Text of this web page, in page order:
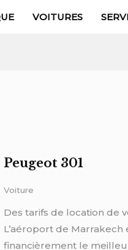
VOITURES
‏Peugeot 301
Voiture
Des tarifs de location de
L’aéroport de
financièrement le